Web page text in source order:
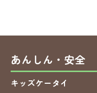
あんしん・安全
キッズケータイ